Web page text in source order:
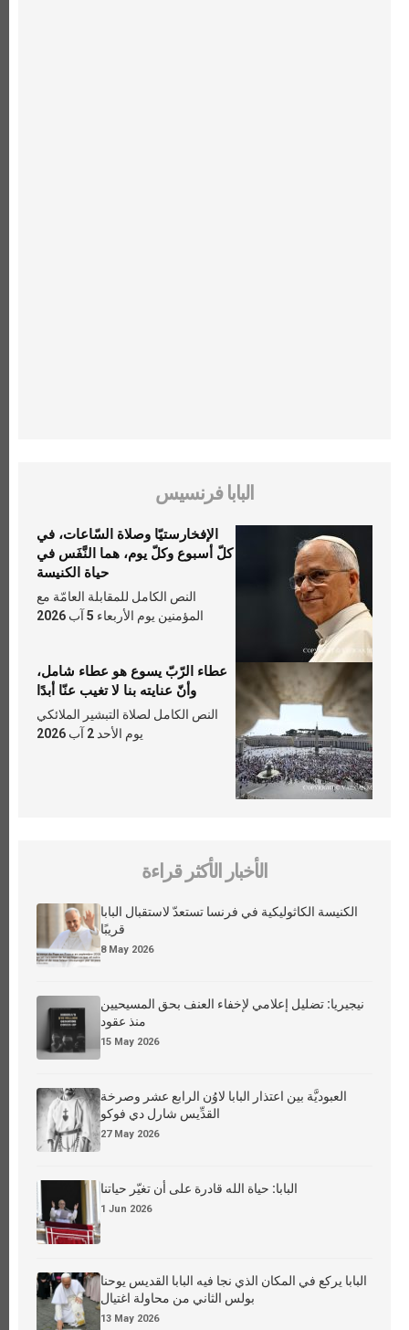
البابا فرنسيس
الإفخارستيّا وصلاة السّاعات، في
كلّ أسبوع وكلّ يوم، هما النَّفَس في
حياة الكنيسة
النص الكامل للمقابلة العامّة مع
المؤمنين يوم الأربعاء 5 آب 2026
عطاء الرّبّ يسوع هو عطاء شامل،
وأنّ عنايته بنا لا تغيب عنّا أبدًا
النص الكامل لصلاة التبشير الملائكي
يوم الأحد 2 آب 2026
الأخبار الأكثر قراءة
الكنيسة الكاثوليكية في فرنسا تستعدّ لاستقبال البابا
قريبًا
8 May 2026
نيجيريا: تضليل إعلامي لإخفاء العنف بحق المسيحيين
منذ عقود
15 May 2026
العبوديَّة بين اعتذار البابا لاوُن الرابع عشر وصرخة
القدِّيس شارل دي فوكو
27 May 2026
البابا: حياة الله قادرة على أن تغيّر حياتنا
1 Jun 2026
البابا يركع في المكان الذي نجا فيه البابا القديس يوحنا
بولس الثاني من محاولة اغتيال
13 May 2026